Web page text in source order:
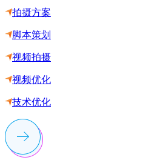
拍摄方案
脚本策划
视频拍摄
视频优化
技术优化